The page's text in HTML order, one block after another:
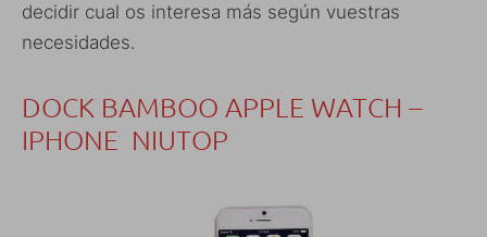
decidir cual os interesa más según vuestras
necesidades.
DOCK BAMBOO APPLE WATCH –
IPHONE NIUTOP